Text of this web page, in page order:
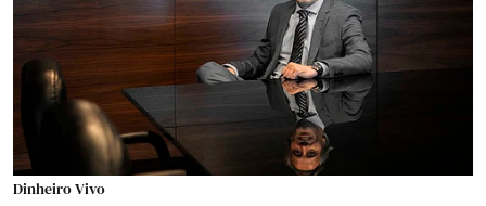
Dinheiro Vivo